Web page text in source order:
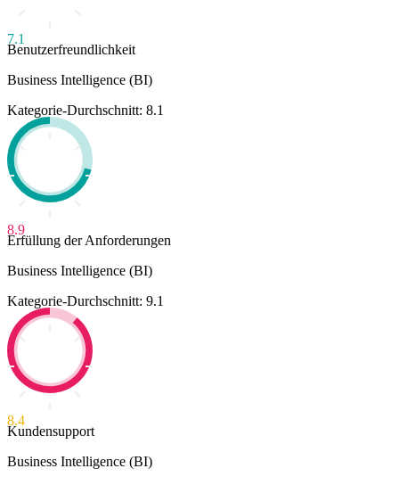
7.1
Benutzerfreundlichkeit
Business Intelligence (BI)
Kategorie-Durchschnitt: 8.1
8.9
Erfüllung der Anforderungen
Business Intelligence (BI)
Kategorie-Durchschnitt: 9.1
8.4
Kundensupport
Business Intelligence (BI)